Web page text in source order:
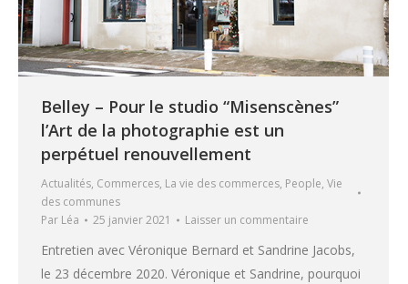
Belley – Pour le studio “Misenscènes”
l’Art de la photographie est un
perpétuel renouvellement
Actualités, Commerces, La vie des commerces, People, Vie
des communes
Par Léa 25 janvier 2021 Laisser un commentaire
Entretien avec Véronique Bernard et Sandrine Jacobs,
le 23 décembre 2020. Véronique et Sandrine, pourquoi